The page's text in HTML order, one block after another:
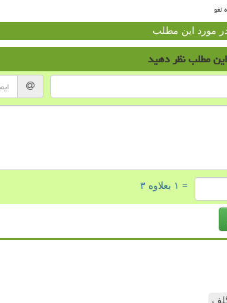
لغو
در مورد این مطلب
مطلبنظر دهید
= ۱ بعلاوه ۳